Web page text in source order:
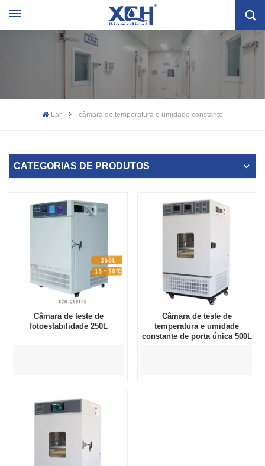
Lar câmara de temperatura e umidade constante
CATEGORIAS DE PRODUTOS
Câmara de teste de
fotoestabilidade 250L
Câmara de teste de
temperatura e umidade
constante de porta única 500L